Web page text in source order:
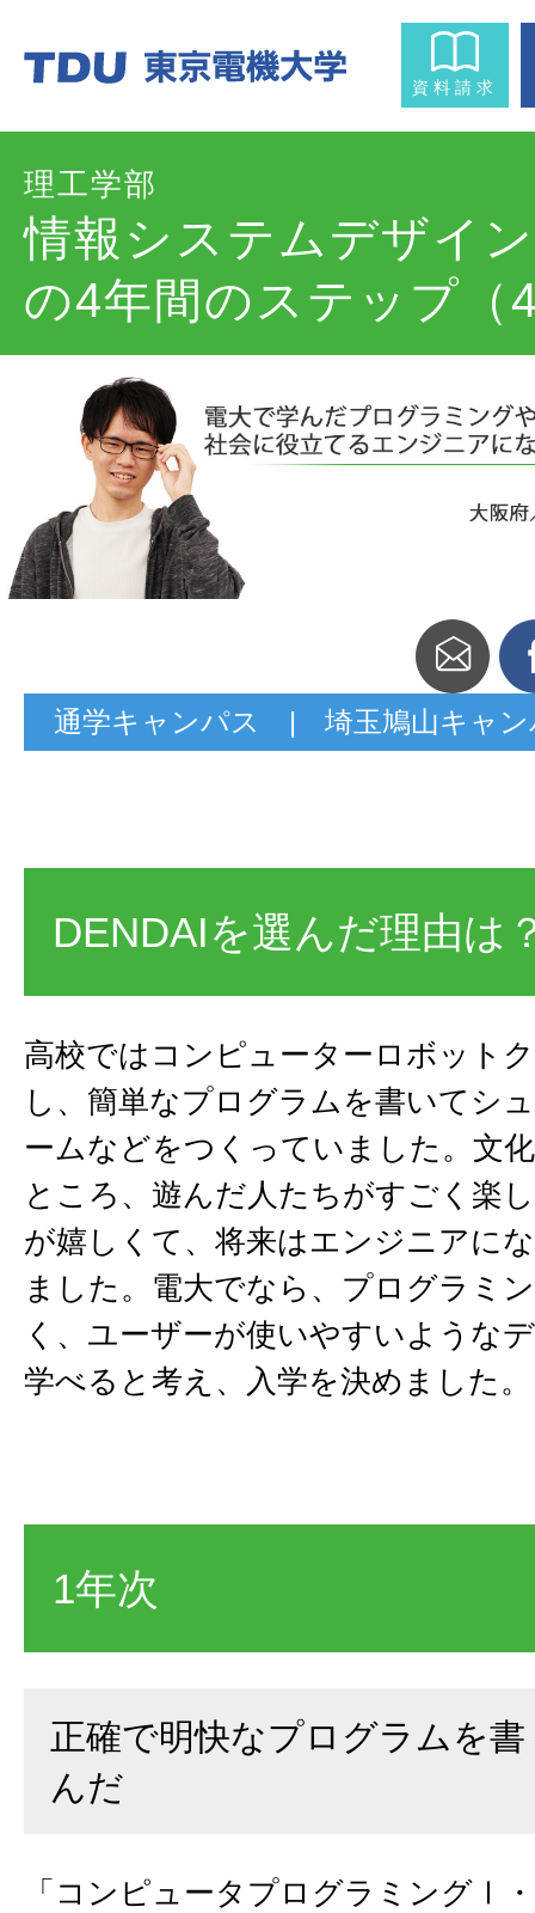
資料請求
理工学部
情報システムデザイ
の4年間のステップ（
通学キャンパス | 埼玉鳩山キャン
DENDAIを選んだ理由は
高校ではコンピューターロボット
し、簡単なプログラムを書いてシ
ームなどをつくっていました。文
ところ、遊んだ人たちがすごく楽
が嬉しくて、将来はエンジニアに
ました。電大でなら、プログラミ
く、ユーザーが使いやすいような
学べると考え、入学を決めました。
1年次
正確で明快なプログラムを
んだ
「コンピュータプログラミングⅠ